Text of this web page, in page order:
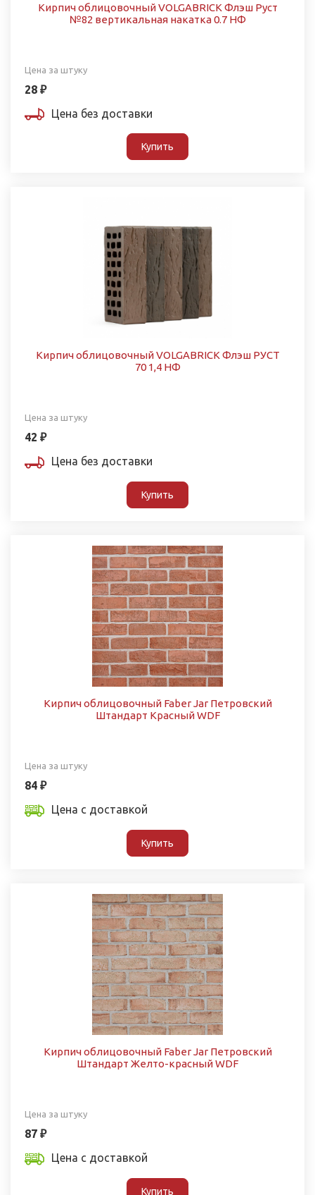
Кирпич облицовочный VOLGABRICK Флэш Руст
№82 вертикальная накатка 0.7 НФ
Цена за штуку
28 ₽
Цена без доставки
Купить
Кирпич облицовочный VOLGABRICK Флэш РУСТ
70 1,4 НФ
Цена за штуку
42 ₽
Цена без доставки
Купить
Кирпич облицовочный Faber Jar Петровский
Штандарт Красный WDF
Цена за штуку
84 ₽
Цена с доставкой
Купить
Кирпич облицовочный Faber Jar Петровский
Штандарт Желто-красный WDF
Цена за штуку
87 ₽
Цена с доставкой
Купить